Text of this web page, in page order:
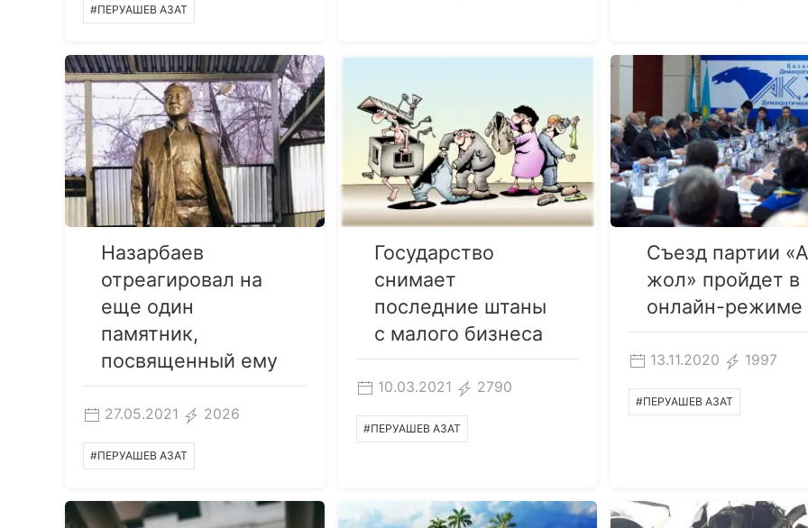
#ПЕРУАШЕВ АЗАТ
Назарбаев
отреагировал на
еще один
памятник,
посвященный ему
27.05.2021 2026
#ПЕРУАШЕВ АЗАТ
Государство
снимает
последние штаны
с малого бизнеса
10.03.2021 2790
#ПЕРУАШЕВ АЗАТ
Съезд партии
жол» пройдет в
онлайн-режиме
13.11.2020 1997
#ПЕРУАШЕВ АЗАТ